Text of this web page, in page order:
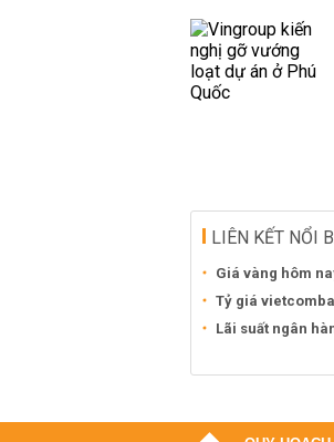
LIÊN KẾT NỔI
Giá vàng hôm
Tỷ giá
Lãi suất ngân